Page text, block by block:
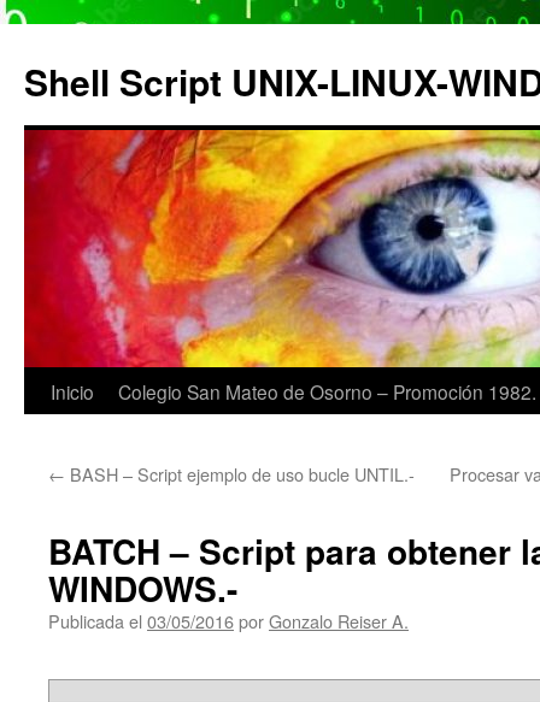
contenido
Shell Script UNIX-LINUX-
Inicio Colegio San Mateo de Osorno – Promoción 1982.
← BASH – Script ejemplo de uso bucle UNTIL.- Procesar
BATCH – Script para obtener
WINDOWS.-
Publicada el 03/05/2016porGonzalo Reiser A.